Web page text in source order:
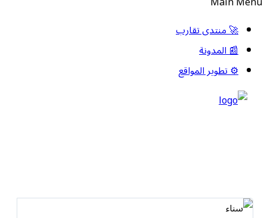
🚀 منتدى تقارب
📰 المدونة
⚙️ تطوير المواقع